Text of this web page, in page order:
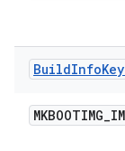
BuildInfoKey
MKBOOTIMG_